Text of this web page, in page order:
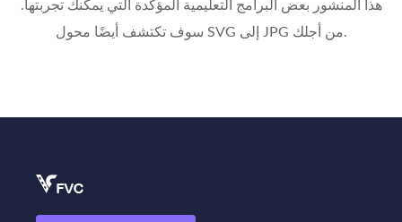
هذا المنشور بعض البرامج التعليمية المؤكدة التي يمكنك تجربتها.
سوف تكتشف أيضًا محول SVG إلى JPG من أجلك.